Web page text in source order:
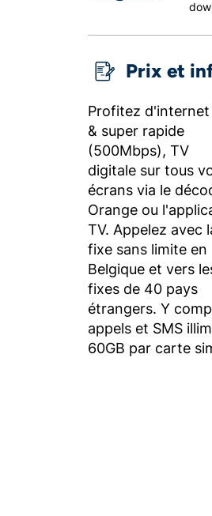
Prix et
Profitez d'internet
& super rapide
(500Mbps), TV
digitale sur tous
écrans via le
Orange ou
TV. Appelez avec
fixe sans limite en
Belgique et vers
fixes de 40 pays
étrangers. Y
appels et SMS
60GB par carte